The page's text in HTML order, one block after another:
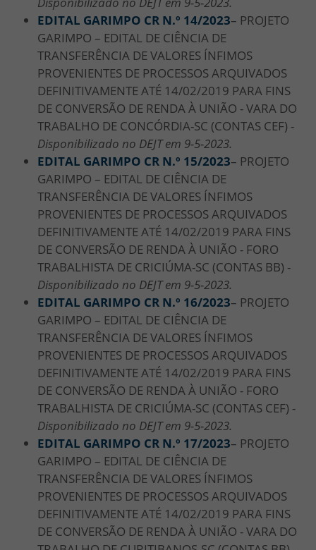
EDITAL GARIMPO CR N.º 14/2023– PROJETO
GARIMPO – EDITAL DE CIÊNCIA DE
TRANSFERÊNCIA DE VALORES ÍNFIMOS
PROVENIENTES DE PROCESSOS ARQUIVADOS
DEFINITIVAMENTE ATÉ 14/02/2019 PARA FINS
DE CONVERSÃO DE RENDA À UNIÃO - VARA DO
TRABALHO DE CONCÓRDIA-SC (CONTAS CEF) -
Disponibilizado no DEJT em 9-5-2023.
EDITAL GARIMPO CR N.º 15/2023– PROJETO
GARIMPO – EDITAL DE CIÊNCIA DE
TRANSFERÊNCIA DE VALORES ÍNFIMOS
PROVENIENTES DE PROCESSOS ARQUIVADOS
DEFINITIVAMENTE ATÉ 14/02/2019 PARA FINS
DE CONVERSÃO DE RENDA À UNIÃO - FORO
TRABALHISTA DE CRICIÚMA-SC (CONTAS BB) -
Disponibilizado no DEJT em 9-5-2023.
EDITAL GARIMPO CR N.º 16/2023– PROJETO
GARIMPO – EDITAL DE CIÊNCIA DE
TRANSFERÊNCIA DE VALORES ÍNFIMOS
PROVENIENTES DE PROCESSOS ARQUIVADOS
DEFINITIVAMENTE ATÉ 14/02/2019 PARA FINS
DE CONVERSÃO DE RENDA À UNIÃO - FORO
TRABALHISTA DE CRICIÚMA-SC (CONTAS CEF) -
Disponibilizado no DEJT em 9-5-2023.
EDITAL GARIMPO CR N.º 17/2023– PROJETO
GARIMPO – EDITAL DE CIÊNCIA DE
TRANSFERÊNCIA DE VALORES ÍNFIMOS
PROVENIENTES DE PROCESSOS ARQUIVADOS
DEFINITIVAMENTE ATÉ 14/02/2019 PARA FINS
DE CONVERSÃO DE RENDA À UNIÃO - VARA DO